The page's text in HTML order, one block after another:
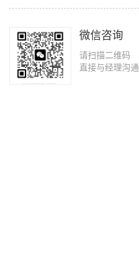
微信咨询
请扫描二维码
直接与经理沟通